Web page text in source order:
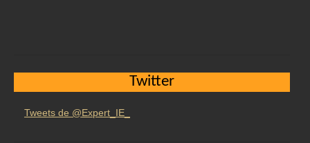
Twitter
Tweets de @Expert_IE_